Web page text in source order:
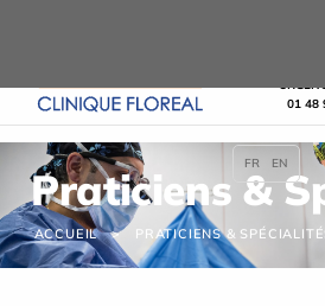
01 48
Praticiens &
ACCUEIL PRATICIENS &
FR EN